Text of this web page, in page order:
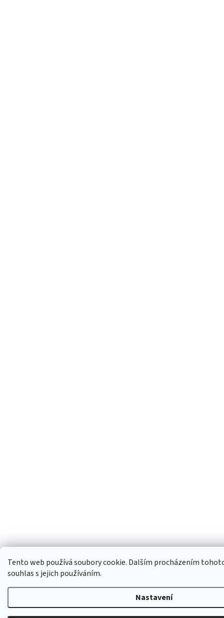
Tento web používá soubory cookie. Dalším procházením
souhlas s jejich používáním.
Nastavení